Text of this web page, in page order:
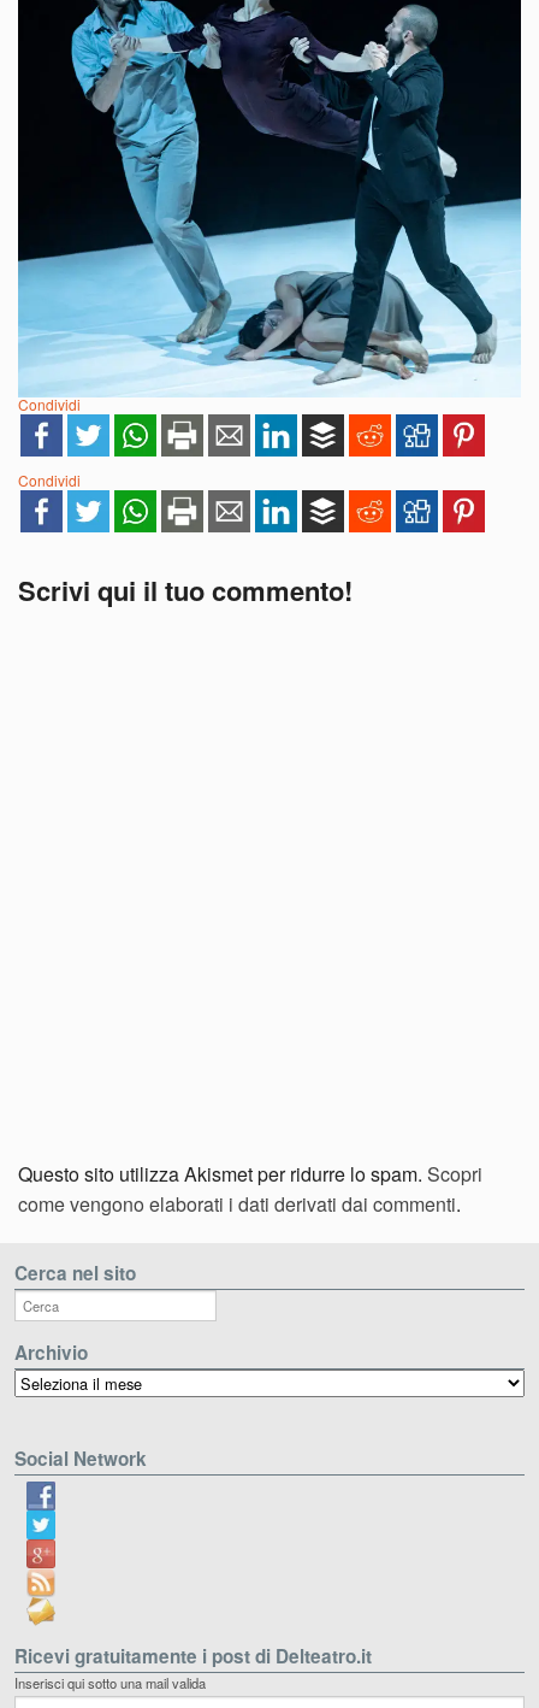
Condividi
Condividi
Scrivi qui il tuo commento!
Questo sito utilizza Akismet per ridurre lo spam. Scopri
come vengono elaborati i dati derivati dai commenti.
Cerca nel sito
Archivio
Archivio
Social Network
Ricevi gratuitamente i post di Delteatro.it
Inserisci qui sotto una mail valida